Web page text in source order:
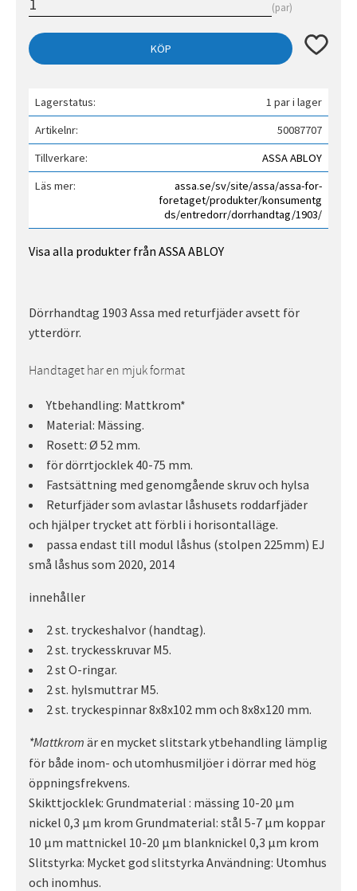
par
KÖP Lägg till
Lagerstatus
1 par i lager
Artikelnr
50087707
Tillverkare
ASSA ABLOY
Läs mer
assa.se/sv/site/assa/assa-for-
foretaget/produkter/konsumentg
ds/entredorr/dorrhandtag/1903/
Visa alla produkter från ASSA ABLOY
Dörrhandtag 1903 Assa med returfjäder avsett för
ytterdörr.
Handtaget har en mjuk format
Ytbehandling: Mattkrom*
Material: Mässing.
Rosett: Ø 52 mm.
för dörrtjocklek 40-75 mm.
Fastsättning med genomgående skruv och hylsa
Returfjäder som avlastar låshusets roddarfjäder
och hjälper trycket att förbli i horisontalläge.
passa endast till modul låshus (stolpen 225mm) EJ
små låshus som 2020, 2014
innehåller
2 st. tryckeshalvor (handtag).
2 st. tryckesskruvar M5.
2 st O-ringar.
2 st. hylsmuttrar M5.
2 st. tryckespinnar 8x8x102 mm och 8x8x120 mm.
*Mattkrom är en mycket slitstark ytbehandling lämplig
för både inom- och utomhusmiljöer i dörrar med hög
öppningsfrekvens.
Skikttjocklek: Grundmaterial : mässing 10-20 µm
nickel 0,3 µm krom Grundmaterial: stål 5-7 µm koppar
10 µm mattnickel 10-20 µm blanknickel 0,3 µm krom
Slitstyrka: Mycket god slitstyrka Användning: Utomhus
och inomhus.